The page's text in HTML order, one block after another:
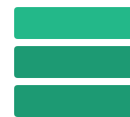
Copyright ©